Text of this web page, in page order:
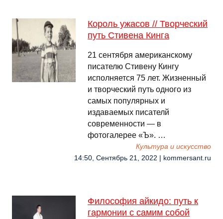
Король ужасов // Творческий
путь Стивена Кинга
21 сентября американскому
писателю Стивену Кингу
исполняется 75 лет. Жизненный
и творческий путь одного из
самых популярных и
издаваемых писателй
современности — в
фотогалерее «Ъ». …
Культура и искусство
14:50, Сентябрь 21, 2022 | kommersant.ru
Философия айкидо: путь к
гармонии с самим собой